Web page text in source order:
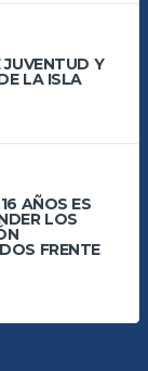
JUVENTUD Y
LA ISLA
AÑOS ES
LOS
FRENTE